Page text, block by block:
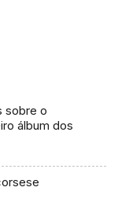
sobre o
álbum dos